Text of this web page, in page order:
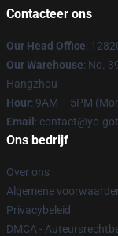
Contacteer ons
Our Head Office:
Our Warehouse: No.
Hangzhou
Hour: 9AM – 5PM
Email : contact@yo-
Ons bedrijf
Over ons
Algemene
Privacybeleid
DMCA -